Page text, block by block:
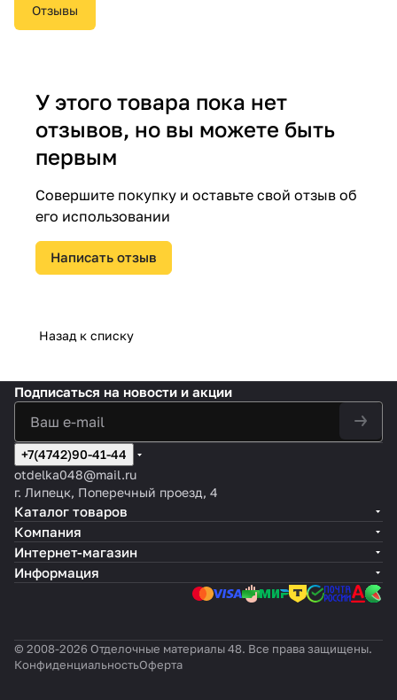
Отзывы
У этого товара пока нет
отзывов, но вы можете быть
первым
Совершите покупку и оставьте свой отзыв об
его использовании
Написать отзыв
Назад к списку
Подписаться на новости и акции
+7(4742)90-41-44
otdelka048@mail.ru
г. Липецк, Поперечный проезд, 4
Каталог товаров
Компания
Интернет-магазин
Информация
© 2008-2026 Отделочные материалы 48. Все права защищены.
КонфиденциальностьОферта